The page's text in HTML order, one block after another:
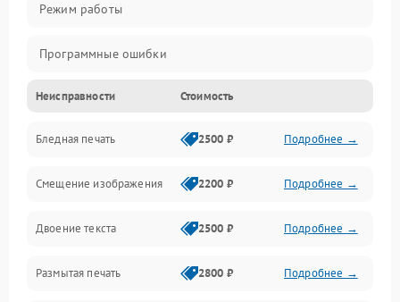
Режим работы
Программные ошибки
Картриджи и расходники
Сканер и копирование
Механика и узлы
Программные сбои
Подключение и интерфейсы
Неисправности Стоимость
Бледная печать 2500 ₽ Подробнее →
Смещение изображения 2200 ₽ Подробнее →
Двоение текста 2500 ₽ Подробнее →
Размытая печать 2800 ₽ Подробнее →